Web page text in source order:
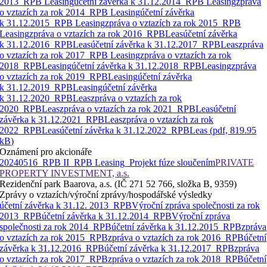
o vztazích za rok 2014_RPB Leasingúčetní závěrka
k 31.12.2015_RPB Leasingzpráva o vztazích za rok 2015_RPB
Leasingzpráva o vztazích za rok 2016_RPBLeasúčetní závěrka
k 31.12.2016_RPBLeasúčetní závěrka k 31.12.2017_RPBLeaszpráva
o vztazích za rok 2017_RPB Leasingzpráva o vztazích za rok
2018_RPBLeasingúčetní závěrka k 31.12.2018_RPBLeasingzpráva
o vztazích za rok 2019_RPBLeasingúčetní závěrka
k 31.12.2019_RPBLeasingúčetní závěrka
k 31.12.2020_RPBLeaszpráva o vztazích za rok
2020_RPBLeaszpráva o vztazích za rok 2021_RPBLeasúčetní
závěrka k 31.12.2021_RPBLeaszpráva o vztazích za rok
2022_RPBLeasúčetní závěrka k 31.12.2022_RPBLeas (pdf, 819.95
kB)
Oznámení pro akcionáře
20240516_RPB II_RPB Leasing_Projekt fúze sloučenímPRIVATE
PROPERTY INVESTMENT, a.s.
Rezidenční park Baarova, a.s. (IČ 271 52 766, složka B, 9359)
Zprávy o vztazích/výroční zprávy/hospodářské výsledky
účetní závěrka k 31.12. 2013_RPBVýroční zpráva společnosti za rok
2013_RPBúčetní závěrka k 31.12.2014_RPBVýroční zpráva
společnosti za rok 2014_RPBúčetní závěrka k 31.12.2015_RPBzpráva
o vztazích za rok 2015_RPBzpráva o vztazích za rok 2016_RPBúčetní
závěrka k 31.12.2016_RPBúčetní závěrka k 31.12.2017_RPBzpráva
o vztazích za rok 2017_RPBzpráva o vztazích za rok 2018_RPBúčetní